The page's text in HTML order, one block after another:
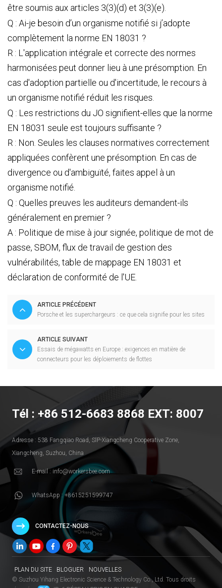
être soumis aux articles 3(3)(d) et 3(3)(e).
Q : Ai-je besoin d’un organisme notifié si j’adopte
complètement la norme EN 18031 ?
R : L'application intégrale et correcte des normes
harmonisées peut donner lieu à une présomption. En
cas d'adoption partielle ou d'incertitude, le recours à
un organisme notifié réduit les risques.
Q : Les restrictions du JO signifient-elles que la norme
EN 18031 seule est toujours suffisante ?
R : Non. Seules les clauses normatives correctement
appliquées confèrent une présomption. En cas de
divergence ou d'ambiguïté, faites appel à un
organisme notifié.
Q : Quelles preuves les auditeurs demandent-ils
généralement en premier ?
A : Politique de mise à jour signée, politique de mot de
passe, SBOM, flux de travail de gestion des
vulnérabilités, table de mappage EN 18031 et
déclaration de conformité de l'UE.
ARTICLE PRÉCÉDENT
Porsche et les superchargeurs : ce que cela signifie pour les sites
ARTICLE SUIVANT
Essais de mégawatts en Europe : exigences en matière de
connecteurs pour les déploiements de flottes
Tél : +86 512-6683 8868 EXT: 8007
Adresse : 538 Fangqiao Road, SlP-Xiangcheng Cooperative Zone,
Xiangcheng, Suzhou, China
E-mail : info@workersbee.com
WhatsApp : +8615251599747
CONTACTEZ-NOUS
PLAN DU SITE BLOGUER
NOUVELLES
© Suzhou Yihang Electronic Science & Technology Co., Ltd. Tous droits